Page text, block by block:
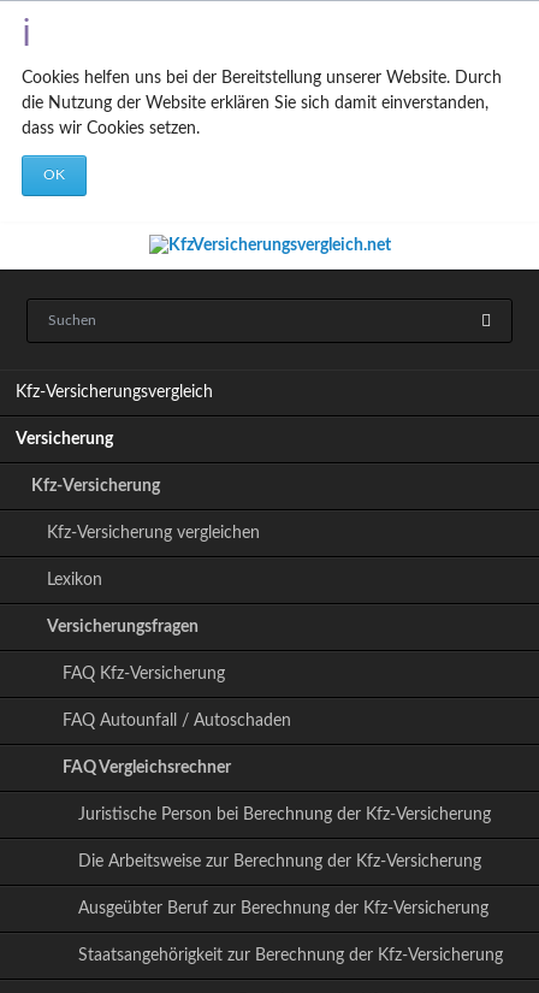
Cookies helfen uns bei der Bereitstellung unserer Website. Durch
die Nutzung der Website erklären Sie sich damit einverstanden,
dass wir Cookies setzen.
OK
a
i
n
n
e
Kfz-Versicherungsvergleich
Versicherung
Kfz-Versicherung
Kfz-Versicherung vergleichen
Lexikon
Versicherungsfragen
FAQ Kfz-Versicherung
FAQ Autounfall / Autoschaden
FAQ Vergleichsrechner
Juristische Person bei Berechnung der Kfz-Versicherung
Die Arbeitsweise zur Berechnung der Kfz-Versicherung
Ausgeübter Beruf zur Berechnung der Kfz-Versicherung
Staatsangehörigkeit zur Berechnung der Kfz-Versicherung